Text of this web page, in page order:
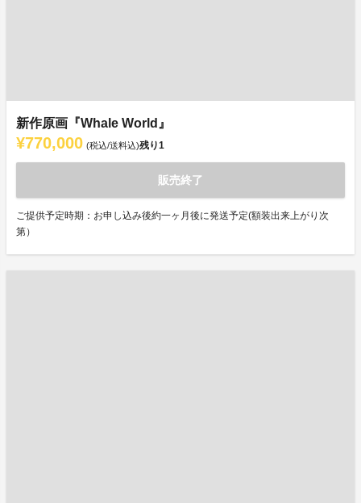
新作原画『Whale World』
¥770,000 (税込/送料込)残り1
販売終了
ご提供予定時期：お申し込み後約一ヶ月後に発送予定(額装出来上がり次
第）